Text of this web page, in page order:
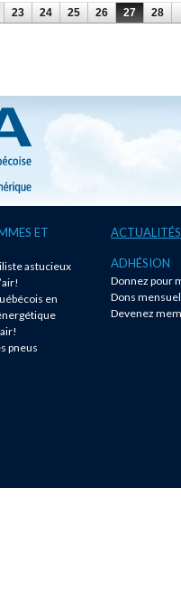
23 24 25 26 27 28
ET
astucieux
en
pneus
ACTUALITÉS
ADHÉSION
Donnez pour
Dons
Devenez